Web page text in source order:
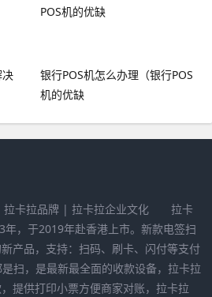
决
银行POS机怎么办理（银行POS
机的优缺
卡拉品牌 | 拉卡拉企业文化 拉卡
，于2019年赴香港上市。新款电签扫
产品，支持：扫码、刷卡、闪付等支付
扫，是最新最全面的收款设备，拉卡拉
提供打印小票方便商家对账，拉卡拉